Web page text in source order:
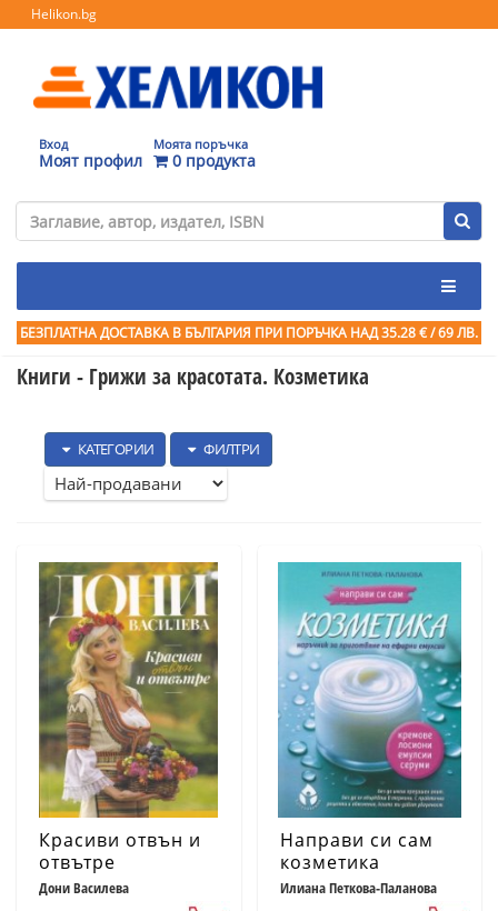
Helikon.bg
Вход
Моят профил
Моята поръчка
0 продукта
БЕЗПЛАТНА ДОСТАВКА В БЪЛГАРИЯ ПРИ ПОРЪЧКА НАД 35.28 € / 69 ЛВ.
Книги - Грижи за красотата. Козметика
КАТЕГОРИИ ФИЛТРИ
Красиви отвън и
отвътре
Дони Василева
Направи си сам
козметика
Илиана Петкова-Паланова